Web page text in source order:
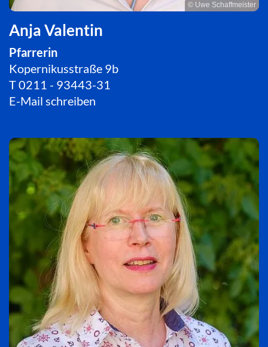
© Uwe Schaffmeister
Anja Valentin
Pfarrerin
Kopernikusstraße 9b
T0211 - 93443-31
E-Mail schreiben